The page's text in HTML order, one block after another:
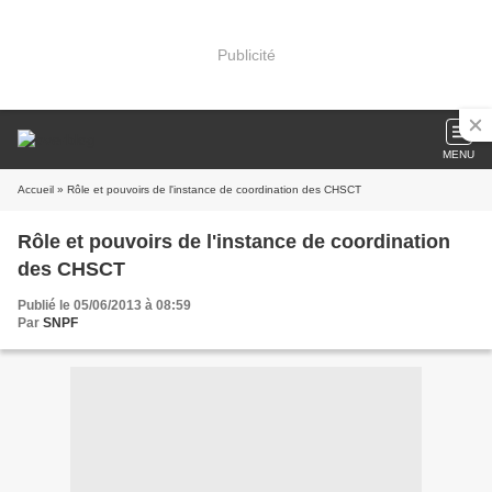
Publicité
MENU
Accueil » Rôle et pouvoirs de l'instance de coordination des CHSCT
Rôle et pouvoirs de l'instance de coordination
des CHSCT
Publié le 05/06/2013 à 08:59
Par SNPF